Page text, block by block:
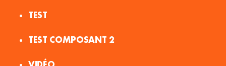
TEST
TEST COMPOSANT 2